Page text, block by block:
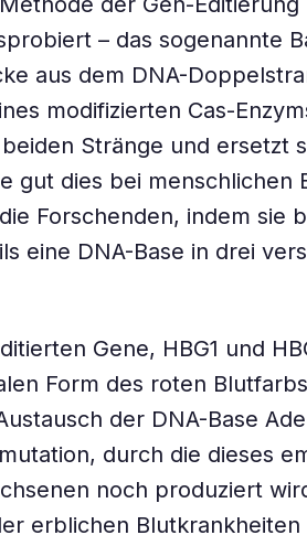
– das sogenannte
aus dem DNA-
modifizierten Cas-
Stränge und ersetzt
gut dies bei menschlichen
Forschenden, indem sie
eine DNA-Base in drei
Gene, HBG1 und
Form des roten
der DNA-Base
durch die dieses
noch produziert
erblichen Blutkrankheiten